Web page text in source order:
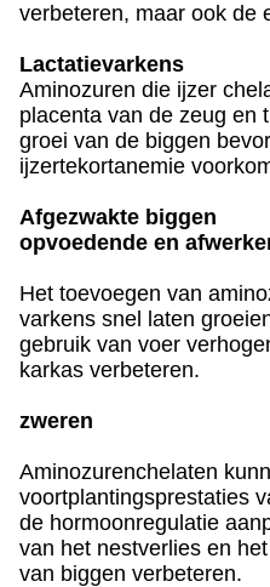
verbeteren, maar ook de
Lactatievarkens
Aminozuren die ijzer
placenta van de zeug en
groei van de biggen
ijzertekortanemie
Afgezwakte biggen
opvoedende en
Het toevoegen van
varkens snel laten
gebruik van voer
karkas verbeteren.
zweren
Aminozurenchelaten
voortplantingsprestaties
de hormoonregulatie
van het nestverlies en
van biggen verbeteren.